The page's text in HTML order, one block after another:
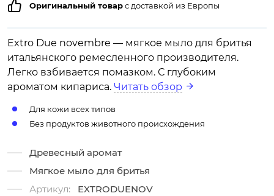
Оригинальный товарс доставкой из Европы
Extro Due novembre — мягкое мыло для бритья
итальянского ремесленного производителя.
Легко взбивается помазком. С глубоким
ароматом кипариса. Читать обзор
Для кожи всех типов
Без продуктов животного происхождения
Древесный аромат
Мягкое мыло для бритья
Артикул:
EXTRODUENOV